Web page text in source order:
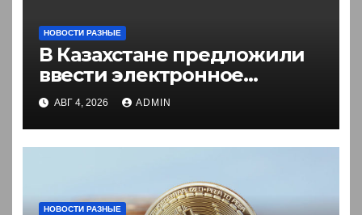
НОВОСТИ РАЗНЫЕ
В Казахстане предложили
ввести электронное
разрешение на въезд для
иностранцев
АВГ 4, 2026 ADMIN
НОВОСТИ РАЗНЫЕ